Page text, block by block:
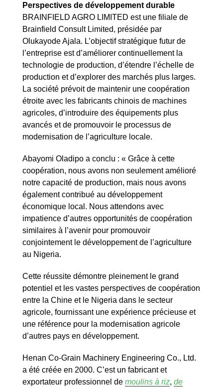
Perspectives de développement durable
BRAINFIELD AGRO LIMITED est une filiale de
Brainfield Consult Limited, présidée par
Olukayode Ajala. L’objectif stratégique futur de
l’entreprise est d’améliorer continuellement la
technologie de production, d’étendre l’échelle de
production et d’explorer des marchés plus larges.
La société prévoit de maintenir une coopération
étroite avec les fabricants chinois de machines
agricoles, d’introduire des équipements plus
avancés et de promouvoir le processus de
modernisation de l’agriculture locale.
Abayomi Oladipo a conclu : « Grâce à cette
coopération, nous avons non seulement amélioré
notre capacité de production, mais nous avons
également contribué au développement
économique local. Nous attendons avec
impatience d’autres opportunités de coopération
similaires à l’avenir pour promouvoir
conjointement le développement de l’agriculture
au Nigeria.
Cette réussite démontre pleinement le grand
potentiel et les vastes perspectives de coopération
entre la Chine et le Nigeria dans le secteur
agricole, fournissant une expérience précieuse et
une référence pour la modernisation agricole
d’autres pays en développement.
Henan Co-Grain Machinery Engineering Co., Ltd.
a été créée en 2000. C’est un fabricant et
exportateur professionnel de moulins à riz, de